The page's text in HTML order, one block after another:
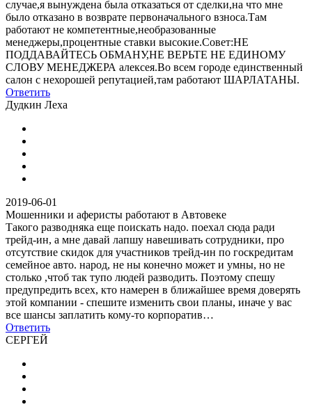
случае,я вынуждена была отказаться от сделки,на что мне
было отказано в возврате первоначального взноса.Там
работают не компетентные,необразованные
менеджеры,процентные ставки высокие.Совет:НЕ
ПОДДАВАЙТЕСЬ ОБМАНУ,НЕ ВЕРЬТЕ НЕ ЕДИНОМУ
СЛОВУ МЕНЕДЖЕРА алексея.Во всем городе единственный
салон с нехорошей репутацией,там работают ШАРЛАТАНЫ.
Ответить
Дудкин Леха
2019-06-01
Мошенники и аферисты работают в Автовеке
Такого разводняка еще поискать надо. поехал сюда ради
трейд-ин, а мне давай лапшу навешивать сотрудники, про
отсутствие скидок для участников трейд-ин по госкредитам
семейное авто. народ, не ны конечно может и умны, но не
столько ,чтоб так тупо людей разводить. Поэтому спешу
предупредить всех, кто намерен в ближайшее время доверять
этой компании - спешите изменить свои планы, иначе у вас
все шансы заплатить кому-то корпоратив…
Ответить
СЕРГЕЙ